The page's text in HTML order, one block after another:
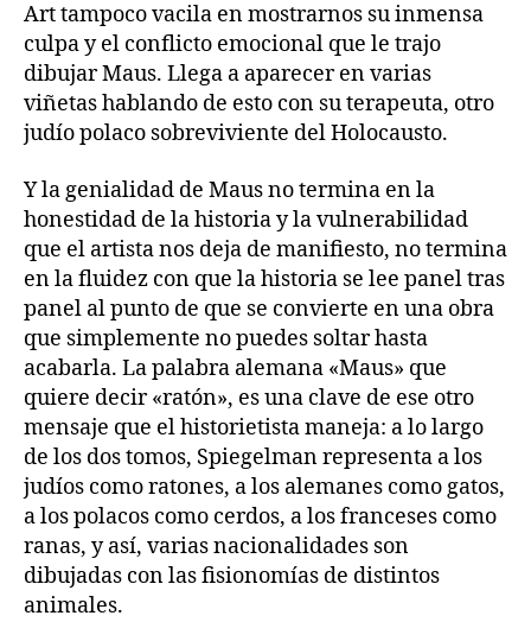
Art tampoco vacila en mostrarnos su inmensa
culpa y el conflicto emocional que le trajo
dibujar Maus. Llega a aparecer en varias
viñetas hablando de esto con su terapeuta, otro
judío polaco sobreviviente del Holocausto.
Y la genialidad de Maus no termina en la
honestidad de la historia y la vulnerabilidad
que el artista nos deja de manifiesto, no termina
en la fluidez con que la historia se lee panel tras
panel al punto de que se convierte en una obra
que simplemente no puedes soltar hasta
acabarla. La palabra alemana «Maus» que
quiere decir «ratón», es una clave de ese otro
mensaje que el historietista maneja: a lo largo
de los dos tomos, Spiegelman representa a los
judíos como ratones, a los alemanes como gatos,
a los polacos como cerdos, a los franceses como
ranas, y así, varias nacionalidades son
dibujadas con las fisionomías de distintos
animales.